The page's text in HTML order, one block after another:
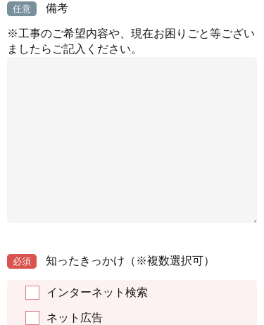
任意
備考
※工事のご希望内容や、現在お困りごと等ござい
ましたらご記入ください。
必須 知ったきっかけ （※複数選択可）
インターネット検索
ネット広告